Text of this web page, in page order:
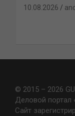
10.08.2026
© 2015 – 2026
Деловой портал
Сайт